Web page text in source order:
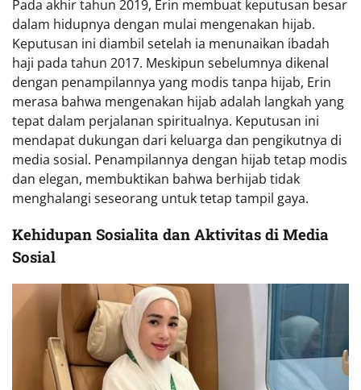
Pada akhir tahun 2019, Erin membuat keputusan besar
dalam hidupnya dengan mulai mengenakan hijab.
Keputusan ini diambil setelah ia menunaikan ibadah
haji pada tahun 2017. Meskipun sebelumnya dikenal
dengan penampilannya yang modis tanpa hijab, Erin
merasa bahwa mengenakan hijab adalah langkah yang
tepat dalam perjalanan spiritualnya. Keputusan ini
mendapat dukungan dari keluarga dan pengikutnya di
media sosial. Penampilannya dengan hijab tetap modis
dan elegan, membuktikan bahwa berhijab tidak
menghalangi seseorang untuk tetap tampil gaya.
Kehidupan Sosialita dan Aktivitas di Media
Sosial